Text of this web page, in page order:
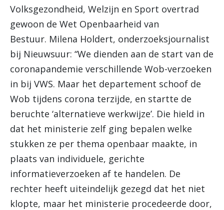
Volksgezondheid, Welzijn en Sport overtrad
gewoon de Wet Openbaarheid van
Bestuur. Milena Holdert, onderzoeksjournalist
bij Nieuwsuur: “We dienden aan de start van de
coronapandemie verschillende Wob-verzoeken
in bij VWS. Maar het departement schoof de
Wob tijdens corona terzijde, en startte de
beruchte ‘alternatieve werkwijze’. Die hield in
dat het ministerie zelf ging bepalen welke
stukken ze per thema openbaar maakte, in
plaats van individuele, gerichte
informatieverzoeken af te handelen. De
rechter heeft uiteindelijk gezegd dat het niet
klopte, maar het ministerie procedeerde door,